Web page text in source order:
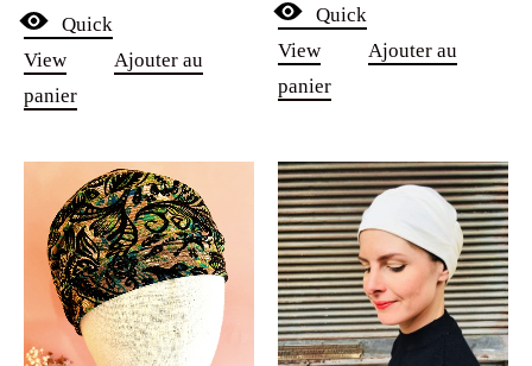
Quick
View
Ajouter au
panier
Quick
View
Ajouter au
panier